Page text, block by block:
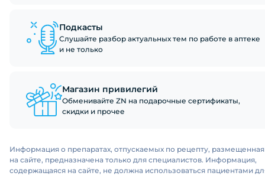
Подкасты
Слушайте разбор актуальных тем по работе в аптеке
и не только
Магазин привилегий
Обменивайте ZN на подарочные сертификаты,
скидки и прочее
Информация о препаратах, отпускаемых по рецепту, размещенная
на сайте, предназначена только для специалистов. Информация,
содержащаяся на сайте, не должна использоваться пациентами